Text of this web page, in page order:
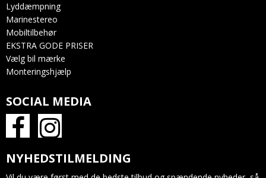
Lyddæmpning
Marinestereo
Mobiltilbehør
EKSTRA GODE PRISER
Vælg bil mærke
Monteringshjælp
SOCIAL MEDIA
NYHEDSTILMELDING